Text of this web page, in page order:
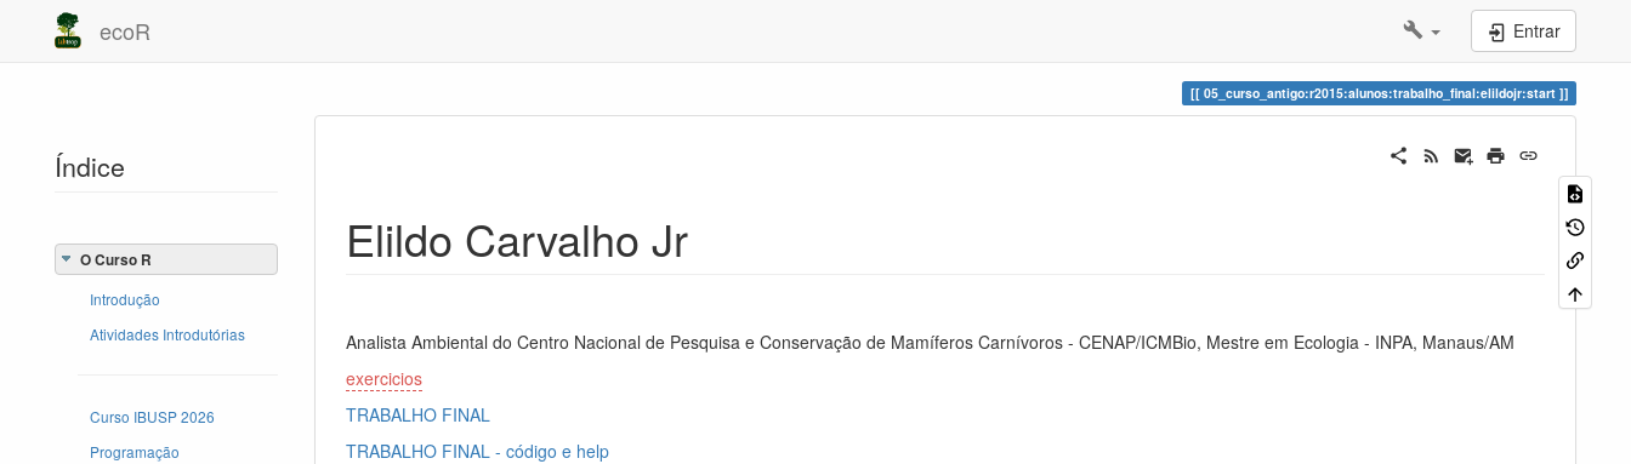
ecoR Entrar
05_curso_antigo:r2015:alunos:trabalho_final:elildojr:start
Índice
O Curso R
Introdução
Atividades Introdutórias
Curso IBUSP 2026
Programação
Elildo Carvalho Jr
Analista Ambiental do Centro Nacional de Pesquisa e Conservação de Mamíferos Carnívoros - CENAP/ICMBio, Mestre em Ecologia - INPA, Manaus/AM
exercicios
TRABALHO FINAL
TRABALHO FINAL - código e help